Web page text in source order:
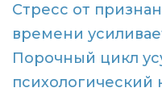
Стресс от
времени
Порочный цикл
психологический